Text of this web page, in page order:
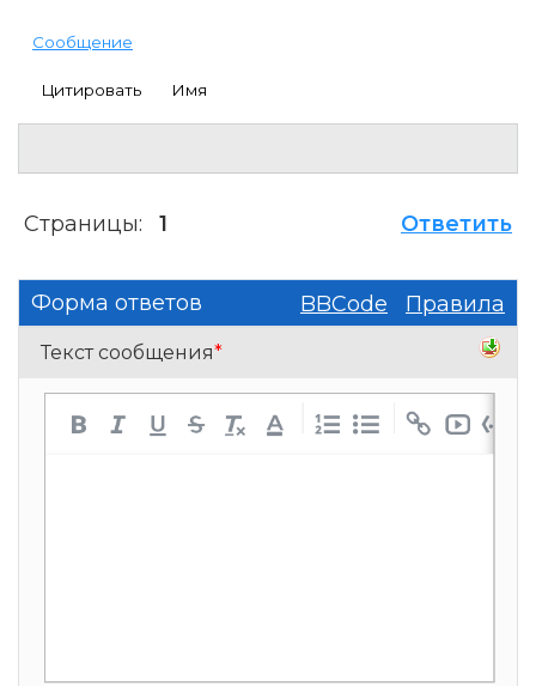
Сообщение
Цитировать Имя
Страницы: 1 Ответить
BBCode Правила
Форма ответов
Текст сообщения*